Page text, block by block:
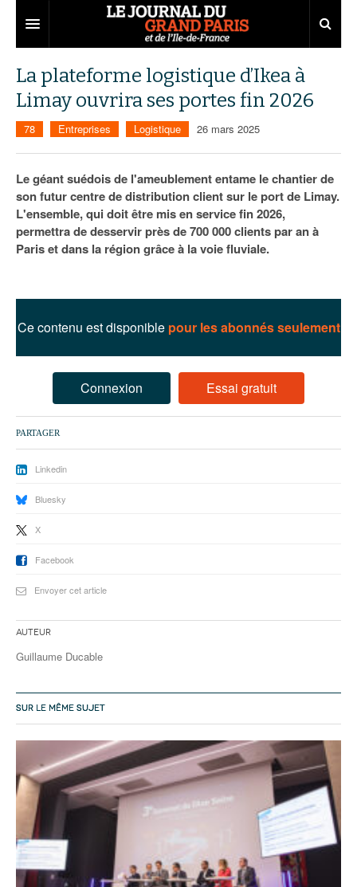
Territoires
Aménagement
Institutions
Services urbains
Entreprises
Emploi
Attractivité
Marchés publics
75
77
92
93
Carnet
Nominations
Les Assises du Grand Paris
Lire les résumés
La plateforme logistique d’Ikea à
Limay ouvrira ses portes fin 2026
78 Entreprises Logistique 26 mars 2025
Le géant suédois de l'ameublement entame le chantier de
son futur centre de distribution client sur le port de Limay.
L'ensemble, qui doit être mis en service fin 2026,
permettra de desservir près de 700 000 clients par an à
Paris et dans la région grâce à la voie fluviale.
Ce contenu est disponible pour les abonnés seulement
Connexion Essai gratuit
PARTAGER
Linkedin
Bluesky
X
Facebook
Envoyer cet article
Auteur
Guillaume Ducable
SUR LE MÊME SUJET